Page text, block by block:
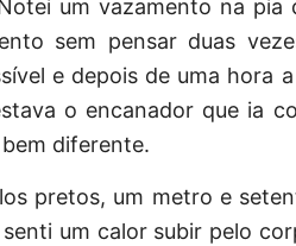
um vazamento na pia
sem pensar duas
e depois de uma hora
o encanador que ia
diferente.
pretos, um metro e
um calor subir pelo